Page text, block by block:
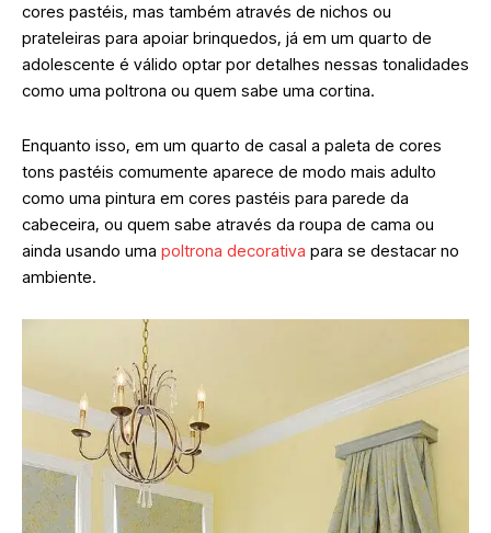
cores pastéis, mas também através de nichos ou
prateleiras para apoiar brinquedos, já em um quarto de
adolescente é válido optar por detalhes nessas tonalidades
como uma poltrona ou quem sabe uma cortina.
Enquanto isso, em um quarto de casal a paleta de cores
tons pastéis comumente aparece de modo mais adulto
como uma pintura em cores pastéis para parede da
cabeceira, ou quem sabe através da roupa de cama ou
ainda usando uma poltrona decorativa para se destacar no
ambiente.